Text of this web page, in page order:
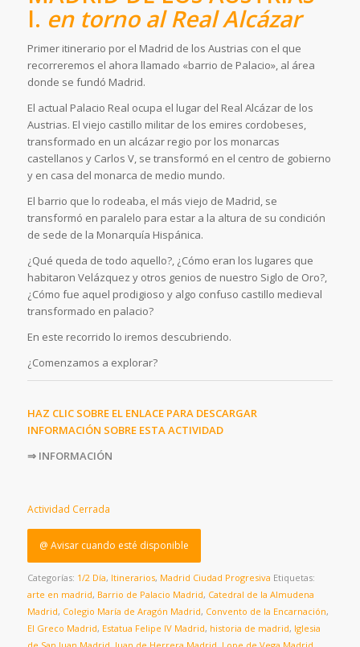
I. en torno al Real Alcázar
Primer itinerario por el Madrid de los Austrias con el que
recorreremos el ahora llamado «barrio de Palacio», al área
donde se fundó Madrid.
El actual Palacio Real ocupa el lugar del Real Alcázar de los
Austrias. El viejo castillo militar de los emires cordobeses,
transformado en un alcázar regio por los monarcas
castellanos y Carlos V, se transformó en el centro de gobierno
y en casa del monarca de medio mundo.
El barrio que lo rodeaba, el más viejo de Madrid, se
transformó en paralelo para estar a la altura de su condición
de sede de la Monarquía Hispánica.
¿Qué queda de todo aquello?, ¿Cómo eran los lugares que
habitaron Velázquez y otros genios de nuestro Siglo de Oro?,
¿Cómo fue aquel prodigioso y algo confuso castillo medieval
transformado en palacio?
En este recorrido lo iremos descubriendo.
¿Comenzamos a explorar?
HAZ CLIC SOBRE EL ENLACE PARA DESCARGAR
INFORMACIÓN SOBRE ESTA ACTIVIDAD
⇒ INFORMACIÓN
Actividad Cerrada
@ Avisar cuando esté disponible
Categorías: 1/2 Día, Itinerarios, Madrid Ciudad Progresiva Etiquetas:
arte en madrid, Barrio de Palacio Madrid, Catedral de la Almudena
Madrid, Colegio María de Aragón Madrid, Convento de la Encarnación,
El Greco Madrid, Estatua Felipe IV Madrid, historia de madrid, Iglesia